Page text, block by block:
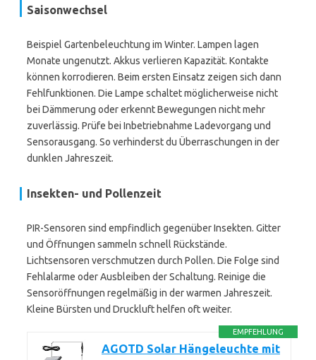
Saisonwechsel
Beispiel Gartenbeleuchtung im Winter. Lampen lagen
Monate ungenutzt. Akkus verlieren Kapazität. Kontakte
können korrodieren. Beim ersten Einsatz zeigen sich dann
Fehlfunktionen. Die Lampe schaltet möglicherweise nicht
bei Dämmerung oder erkennt Bewegungen nicht mehr
zuverlässig. Prüfe bei Inbetriebnahme Ladevorgang und
Sensorausgang. So verhinderst du Überraschungen in der
dunklen Jahreszeit.
Insekten- und Pollenzeit
PIR-Sensoren sind empfindlich gegenüber Insekten. Gitter
und Öffnungen sammeln schnell Rückstände.
Lichtsensoren verschmutzen durch Pollen. Die Folge sind
Fehlalarme oder Ausbleiben der Schaltung. Reinige die
Sensoröffnungen regelmäßig in der warmen Jahreszeit.
Kleine Bürsten und Druckluft helfen oft weiter.
EMPFEHLUNG
AGOTD Solar Hängeleuchte mit